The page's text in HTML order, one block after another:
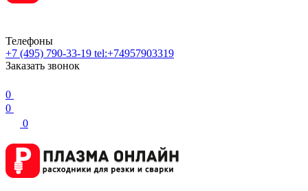
Телефоны
+7 (495) 790-33-19 tel:+74957903319
Заказать звонок
0
0
0